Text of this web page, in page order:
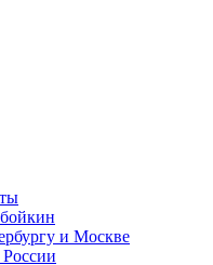
и Москве
России